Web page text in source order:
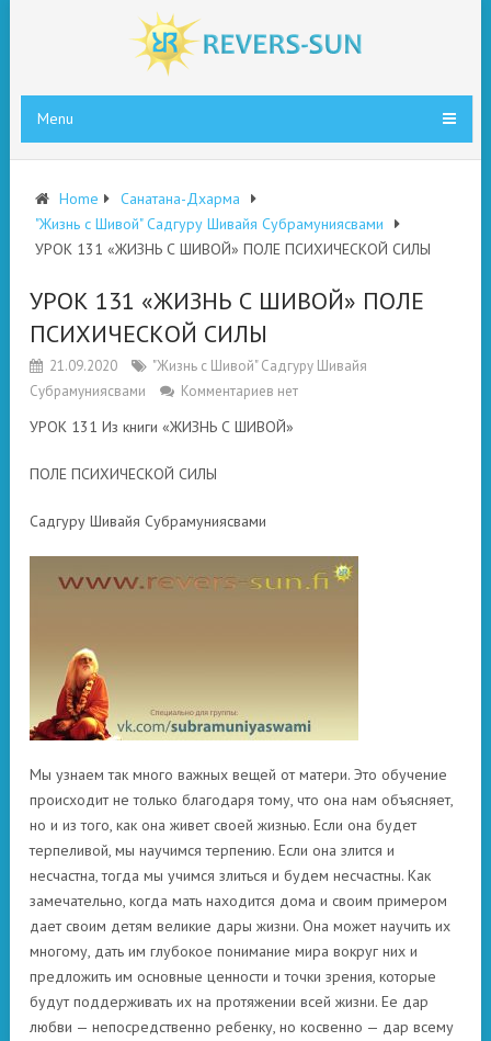
Menu
Home
Санатана-Дхарма
"Жизнь с Шивой" Садгуру Шивайя Субрамуниясвами
УРОК 131 «ЖИЗНЬ С ШИВОЙ» ПОЛЕ ПСИХИЧЕСКОЙ СИЛЫ
УРОК 131 «ЖИЗНЬ С ШИВОЙ» ПОЛЕ
ПСИХИЧЕСКОЙ СИЛЫ
21.09.2020
"Жизнь с Шивой" Садгуру Шивайя
Субрамуниясвами
Комментариев нет
УРОК 131 Из книги «ЖИЗНЬ С ШИВОЙ»
ПОЛЕ ПСИХИЧЕСКОЙ СИЛЫ
Садгуру Шивайя Субрамуниясвами
Мы узнаем так много важных вещей от матери. Это обучение
происходит не только благодаря тому, что она нам объясняет,
но и из того, как она живет своей жизнью. Если она будет
терпеливой, мы научимся терпению. Если она злится и
несчастна, тогда мы учимся злиться и будем несчастны. Как
замечательно, когда мать находится дома и своим примером
дает своим детям великие дары жизни. Она может научить их
многому, дать им глубокое понимание мира вокруг них и
предложить им основные ценности и точки зрения, которые
будут поддерживать их на протяжении всей жизни. Ее дар
любви — непосредственно ребенку, но косвенно — дар всему